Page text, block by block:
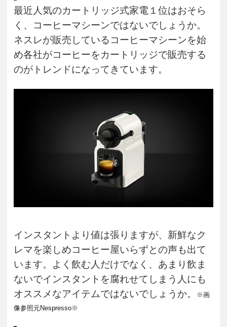
最近人気のカートリッジ式家電１位はおそら
く、コーヒーマシーンではないでしょうか。
ネスレが販売しているコーヒーマシーンを始
め各社がコーヒーをカートリッジで販売する
のがトレンドになってきています。
インスタントより値は張りますが、新鮮なク
レマを楽しめコーヒー屋いらずとの声も出て
います。よく飲む人だけでなく、あまり飲ま
ないでインスタントを腐れせてしまう人にも
オススメなアイテムではないでしょうか。
※画
像参照元Nespresso※